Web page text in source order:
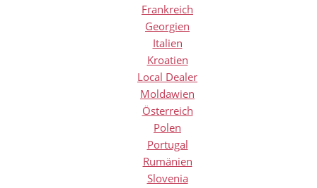
Frankreich
Georgien
Italien
Kroatien
Local Dealer
Moldawien
Österreich
Polen
Portugal
Rumänien
Slovenia